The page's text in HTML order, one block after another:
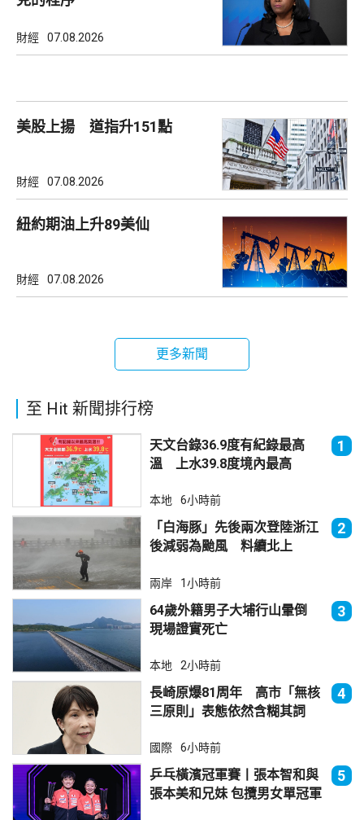
財經 07.08.2026
美股上揚 道指升151點
財經 07.08.2026
紐約期油上升89美仙
財經 07.08.2026
更多新聞
至 Hit 新聞排行榜
天文台錄36.9度有紀錄最高
溫 上水39.8度境內最高
1
本地 6小時前
「白海豚」先後兩次登陸浙江
後減弱為颱風 料續北上
2
兩岸 1小時前
64歲外籍男子大埔行山暈倒
現場證實死亡
3
本地 2小時前
長崎原爆81周年 高市「無核
三原則」表態依然含糊其詞
4
國際 6小時前
乒乓橫濱冠軍賽丨張本智和與
張本美和兄妹 包攬男女單冠軍
5